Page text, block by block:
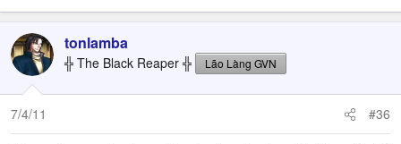
tonlamba
╬ The Black Reaper ╬ Lão Làng GVN
7/4/11 #36